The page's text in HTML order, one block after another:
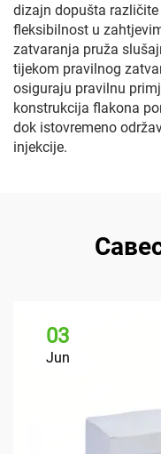
dizajn dopušta
fleksibilnost u
zatvaranja pruža
tijekom pravilnog
osiguraju pravilnu
konstrukcija flakona
dok istovremeno
injekcije.
03
Jun